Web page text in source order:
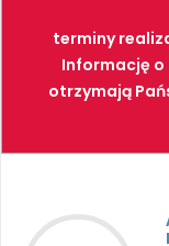
FARBY
terminy
Informację o
otrzymają